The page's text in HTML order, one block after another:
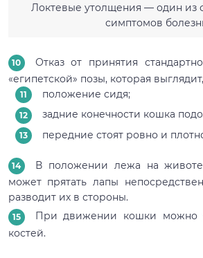
Локтевые утолщения — один из
симптомов
Отказ от принятия
«египетской» позы, которая
положение сидя;
задние конечности кошка
передние стоят ровно и
В положении лежа на
может прятать лапы
разводит их в стороны.
При движении кошки можно
костей.